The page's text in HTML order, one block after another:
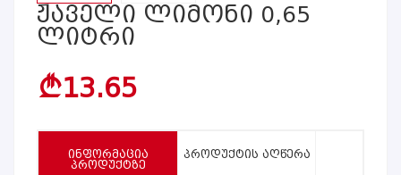
Ჟაველი Ლიმონი 0,65
Ლიტრი
b13.65
ᲘᲜᲤᲝᲠᲛᲐᲪᲘᲐ
ᲞᲠᲝᲓᲣᲥᲢᲖᲔ
ᲞᲠᲝᲓᲣᲥᲢᲘᲡ ᲐᲦᲬᲔᲠᲐ